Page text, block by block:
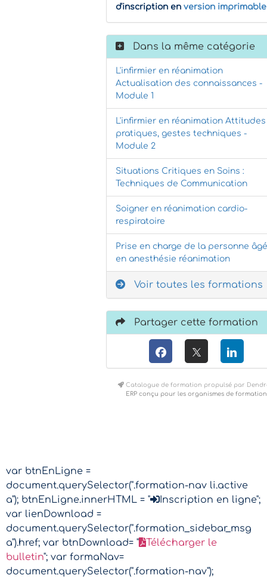
d'inscription en version imprimable
Dans la même catégorie
L'infirmier en réanimation
Actualisation des connaissances -
Module 1
L'infirmier en réanimation Attitudes
pratiques, gestes techniques -
Module 2
Situations Critiques en Soins :
Techniques de Communication
Soigner en réanimation cardio-
respiratoire
Prise en charge de la personne
en anesthésie réanimation
Voir toutes les formations
Partager cette formation
Catalogue de formation propulsé par
ERP conçu pour les organismes de formation
var btnEnLigne =
document.querySelector(".formation-nav li.active
a"); btnEnLigne.innerHTML = "
Inscription en ligne";
var lienDownload =
document.querySelector(".formation_sidebar_msg
a").href; var btnDownload= "
Télécharger le
bulletin"; var formaNav=
document.querySelector(".formation-nav");